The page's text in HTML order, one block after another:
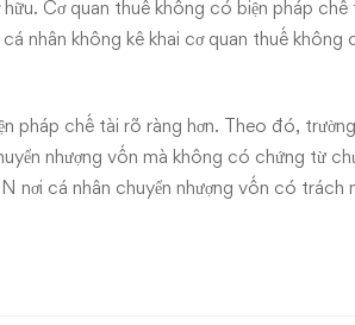
Cơ quan thuế không có biện pháp
nhân không kê khai cơ quan thuế không
pháp chế tài rõ ràng hơn. Theo đó,
nhượng vốn mà không có chứng từ
nơi cá nhân chuyển nhượng vốn có trách